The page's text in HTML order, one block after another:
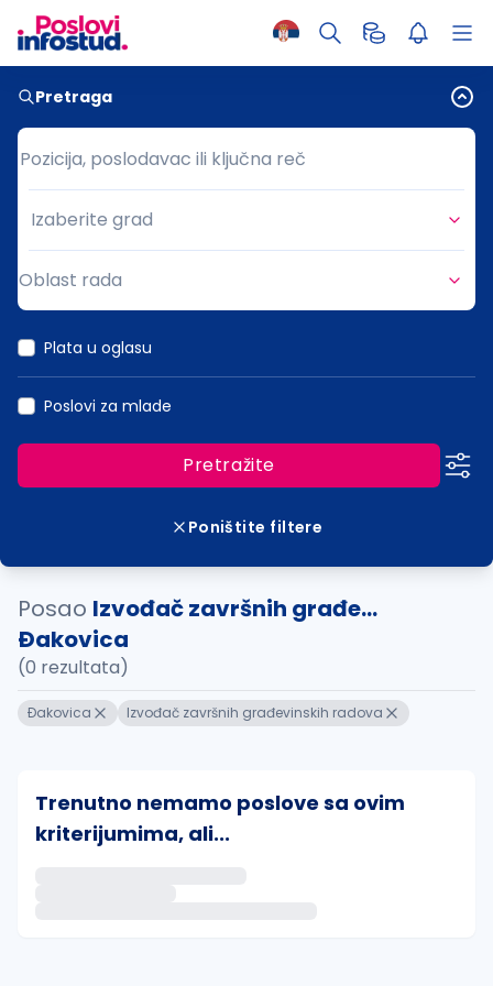
Pretraga
Pozicija, poslodavac ili ključna reč
Pozicija, poslodavac ili ključna reč
Grad
Izaberite grad
Oblast rada
Plata u oglasu
Poslovi za mlade
Pretražite
Poništite filtere
Posao Izvođač završnih građe...
Ðakovica
(0 rezultata)
Ðakovica Izvođač završnih građevinskih radova
Trenutno nemamo poslove sa ovim
kriterijumima, ali...